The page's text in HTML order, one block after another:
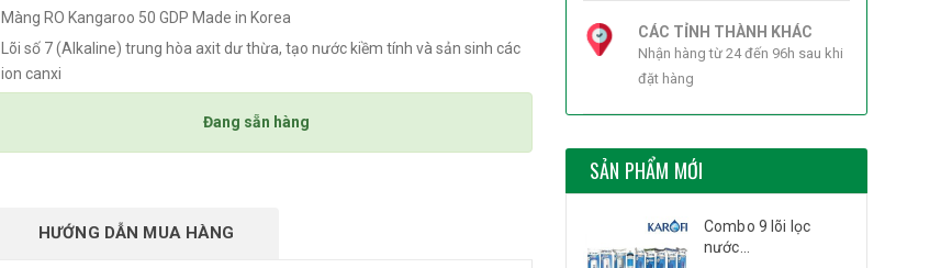
Màng RO Kangaroo 50 GDP Made in Korea
Lõi số 7 (Alkaline) trung hòa axit dư thừa, tạo nước kiềm tính và sản sinh các
ion canxi
Đang sẵn hàng
HƯỚNG DẪN MUA HÀNG
CÁC TỈNH THÀNH KHÁC
Nhận hàng từ 24 đến 96h sau khi
đặt hàng
SẢN PHẨM MỚI
Combo 9 lõi lọc
nước...